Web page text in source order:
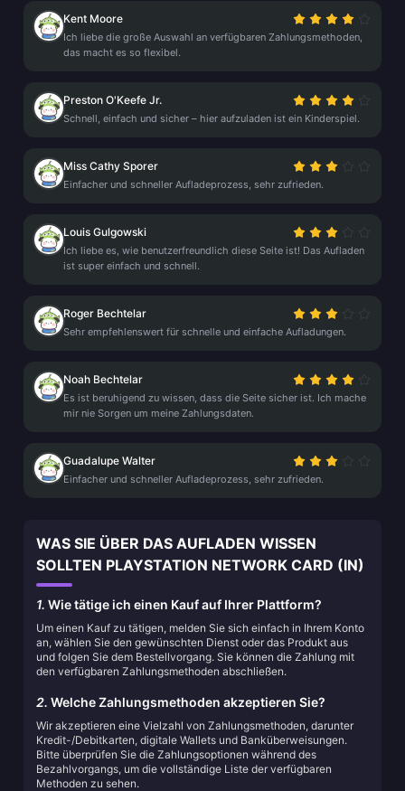
Kent Moore
Ich liebe die große Auswahl an verfügbaren Zahlungsmethoden,
das macht es so flexibel.
Preston O'Keefe Jr.
Schnell, einfach und sicher – hier aufzuladen ist ein Kinderspiel.
Miss Cathy Sporer
Einfacher und schneller Aufladeprozess, sehr zufrieden.
Louis Gulgowski
Ich liebe es, wie benutzerfreundlich diese Seite ist! Das Aufladen
ist super einfach und schnell.
Roger Bechtelar
Sehr empfehlenswert für schnelle und einfache Aufladungen.
Noah Bechtelar
Es ist beruhigend zu wissen, dass die Seite sicher ist. Ich mache
mir nie Sorgen um meine Zahlungsdaten.
Guadalupe Walter
Einfacher und schneller Aufladeprozess, sehr zufrieden.
WAS SIE ÜBER DAS AUFLADEN WISSEN
SOLLTEN PLAYSTATION NETWORK CARD (IN)
1. Wie tätige ich einen Kauf auf Ihrer Plattform?
Um einen Kauf zu tätigen, melden Sie sich einfach in Ihrem Konto
an, wählen Sie den gewünschten Dienst oder das Produkt aus
und folgen Sie dem Bestellvorgang. Sie können die Zahlung mit
den verfügbaren Zahlungsmethoden abschließen.
2. Welche Zahlungsmethoden akzeptieren Sie?
Wir akzeptieren eine Vielzahl von Zahlungsmethoden, darunter
Kredit-/Debitkarten, digitale Wallets und Banküberweisungen.
Bitte überprüfen Sie die Zahlungsoptionen während des
Bezahlvorgangs, um die vollständige Liste der verfügbaren
Methoden zu sehen.